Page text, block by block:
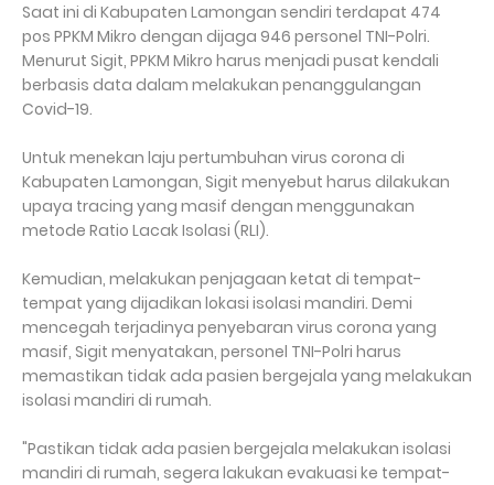
Saat ini di Kabupaten Lamongan sendiri terdapat 474
pos PPKM Mikro dengan dijaga 946 personel TNI-Polri.
Menurut Sigit, PPKM Mikro harus menjadi pusat kendali
berbasis data dalam melakukan penanggulangan
Covid-19.
Untuk menekan laju pertumbuhan virus corona di
Kabupaten Lamongan, Sigit menyebut harus dilakukan
upaya tracing yang masif dengan menggunakan
metode Ratio Lacak Isolasi (RLI).
Kemudian, melakukan penjagaan ketat di tempat-
tempat yang dijadikan lokasi isolasi mandiri. Demi
mencegah terjadinya penyebaran virus corona yang
masif, Sigit menyatakan, personel TNI-Polri harus
memastikan tidak ada pasien bergejala yang melakukan
isolasi mandiri di rumah.
"Pastikan tidak ada pasien bergejala melakukan isolasi
mandiri di rumah, segera lakukan evakuasi ke tempat-